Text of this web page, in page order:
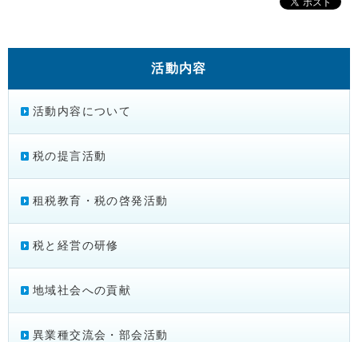
活動内容
活動内容について
税の提言活動
租税教育・税の啓発活動
税と経営の研修
地域社会への貢献
異業種交流会・部会活動